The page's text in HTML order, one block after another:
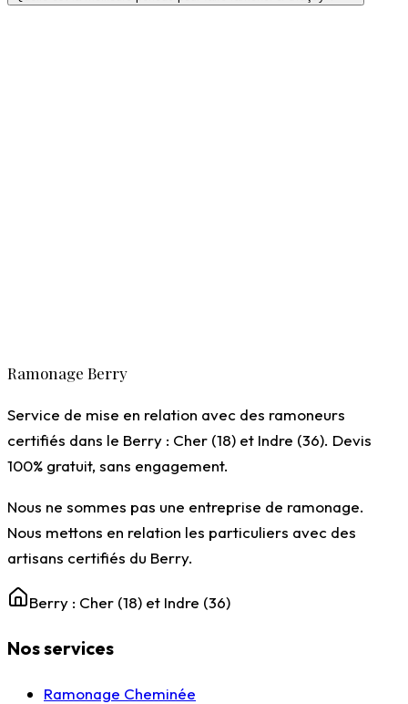
Devis gratuit, sans engagement
Ramonage Berry
Service de mise en relation avec des ramoneurs
certifiés dans le Berry : Cher (18) et Indre (36). Devis
100% gratuit, sans engagement.
Nous ne sommes pas une entreprise de ramonage.
Nous mettons en relation les particuliers avec des
artisans certifiés du Berry.
Berry : Cher (18) et Indre (36)
Nos services
Ramonage Cheminée